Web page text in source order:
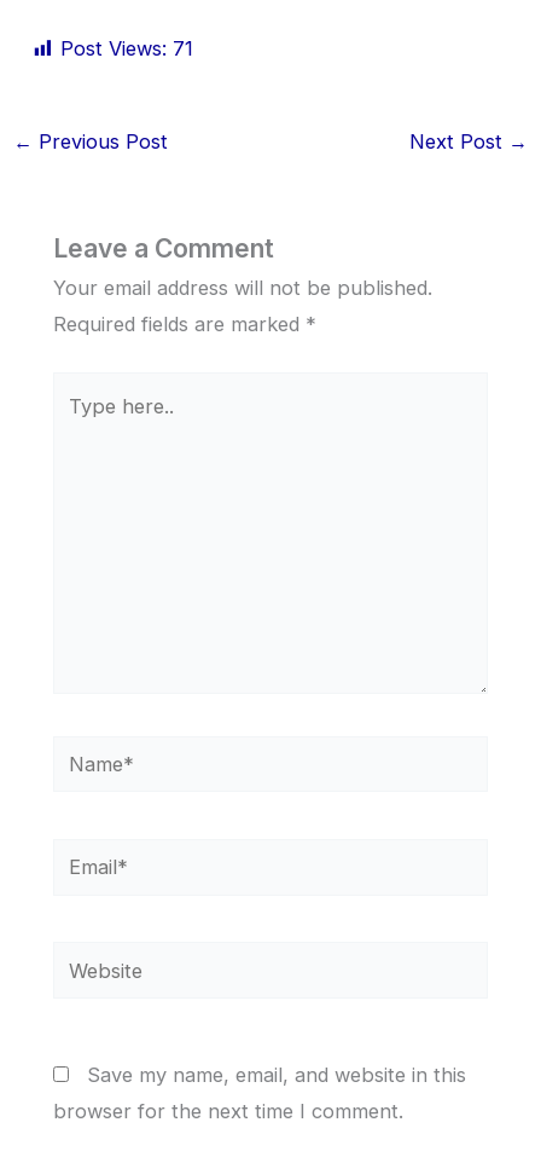
Post Views: 71
← Previous Post Next Post →
Leave a Comment
Your email address will not be published.
Required fields are marked *
here..
Name*
Email*
Website
Save my name, email, and website in this
browser for the next time I comment.